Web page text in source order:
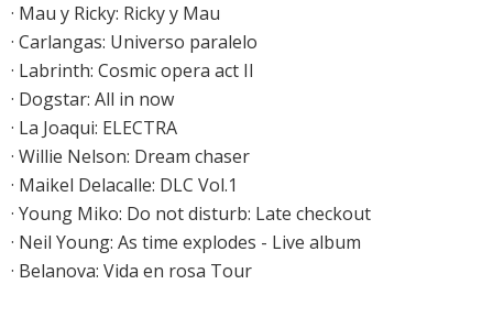
· Mau y Ricky: Ricky y Mau
· Carlangas: Universo paralelo
· Labrinth: Cosmic opera act II
· Dogstar: All in now
· La Joaqui: ELECTRA
· Willie Nelson: Dream chaser
· Maikel Delacalle: DLC Vol.1
· Young Miko: Do not disturb: Late checkout
· Neil Young: As time explodes - Live album
· Belanova: Vida en rosa Tour